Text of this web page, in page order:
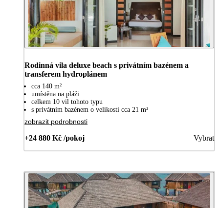
Rodinná vila deluxe beach s privátním bazénem a
transferem hydroplánem
cca 140 m²
umístěna na pláži
celkem 10 vil tohoto typu
s privátním bazénem o velikosti cca 21 m²
zobrazit podrobnosti
+24 880 Kč /pokoj Vybrat